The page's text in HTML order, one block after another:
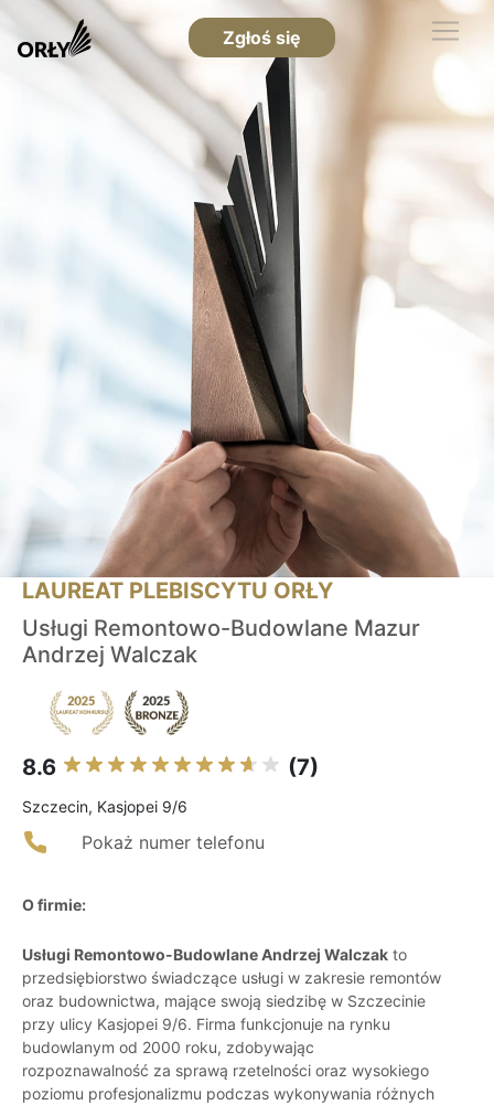
Zgłoś się
LAUREAT PLEBISCYTU ORŁY
Usługi Remontowo-Budowlane Mazur
Andrzej Walczak
8.6 (7)
Szczecin, Kasjopei 9/6
Pokaż numer telefonu
O firmie:
Usługi Remontowo-Budowlane Andrzej Walczak to
przedsiębiorstwo świadczące usługi w zakresie remontów
oraz budownictwa, mające swoją siedzibę w Szczecinie
przy ulicy Kasjopei 9/6. Firma funkcjonuje na rynku
budowlanym od 2000 roku, zdobywając
rozpoznawalność za sprawą rzetelności oraz wysokiego
poziomu profesjonalizmu podczas wykonywania różnych